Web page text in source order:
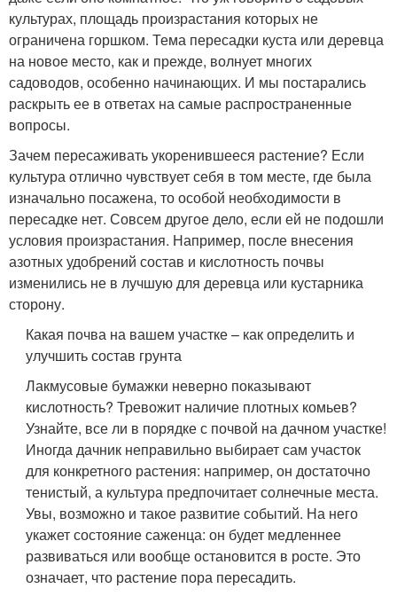
культурах, площадь произрастания которых не
ограничена горшком. Тема пересадки куста или деревца
на новое место, как и прежде, волнует многих
садоводов, особенно начинающих. И мы постарались
раскрыть ее в ответах на самые распространенные
вопросы.
Зачем пересаживать укоренившееся растение? Если
культура отлично чувствует себя в том месте, где была
изначально посажена, то особой необходимости в
пересадке нет. Совсем другое дело, если ей не подошли
условия произрастания. Например, после внесения
азотных удобрений состав и кислотность почвы
изменились не в лучшую для деревца или кустарника
сторону.
Какая почва на вашем участке – как определить и
улучшить состав грунта
Лакмусовые бумажки неверно показывают
кислотность? Тревожит наличие плотных комьев?
Узнайте, все ли в порядке с почвой на дачном участке!
Иногда дачник неправильно выбирает сам участок
для конкретного растения: например, он достаточно
тенистый, а культура предпочитает солнечные места.
Увы, возможно и такое развитие событий. На него
укажет состояние саженца: он будет медленнее
развиваться или вообще остановится в росте. Это
означает, что растение пора пересадить.